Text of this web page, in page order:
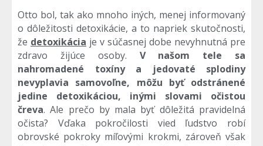
Otto bol, tak ako mnoho iných, menej informovaný
o dôležitosti detoxikácie, a to napriek skutočnosti,
že detoxikácia je v súčasnej dobe nevyhnutná pre
zdravo žijúce osoby. V našom tele sa
nahromadené toxíny a jedovaté splodiny
nevyplavia samovoľne, môžu byť odstránené
jedine detoxikáciou, inými slovami očistou
čreva. Ale prečo by mala byť dôležitá pravidelná
očista? Vďaka pokročilosti vied ľudstvo robí
obrovské pokroky míľovými krokmi, zároveň však